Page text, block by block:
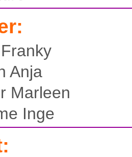
Anja
Marleen
Inge